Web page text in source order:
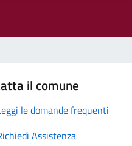
il comune
le domande frequenti
Assistenza